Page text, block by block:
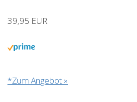
39,95 EUR
*Zum Angebot »